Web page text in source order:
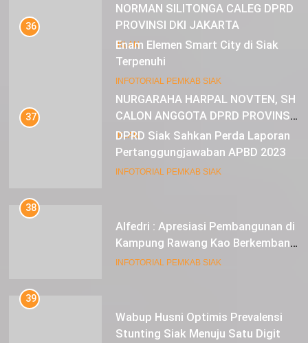
NORMAN SILITONGA CALEG DPRD
PROVINSI DKI JAKARTA
IKLAN
NURGARAHA HARPAL NOVTEN, SH
CALON ANGGOTA DPRD PROVINSI
DKI JAKARTA
IKLAN
36
Enam Elemen Smart City di Siak
Terpenuhi
INFOTORIAL PEMKAB SIAK
37
DPRD Siak Sahkan Perda Laporan
Pertanggungjawaban APBD 2023
INFOTORIAL PEMKAB SIAK
38
Alfedri : Apresiasi Pembangunan di
Kampung Rawang Kao Berkembang
Pesat
INFOTORIAL PEMKAB SIAK
39
Wabup Husni Optimis Prevalensi
Stunting Siak Menuju Satu Digit